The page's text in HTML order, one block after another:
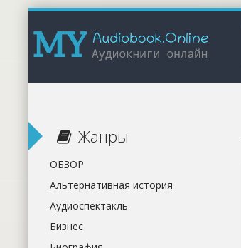
Жанры
ОБЗОР
Альтернативная история
Аудиоспектакль
Бизнес